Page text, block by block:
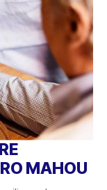
MAHOU